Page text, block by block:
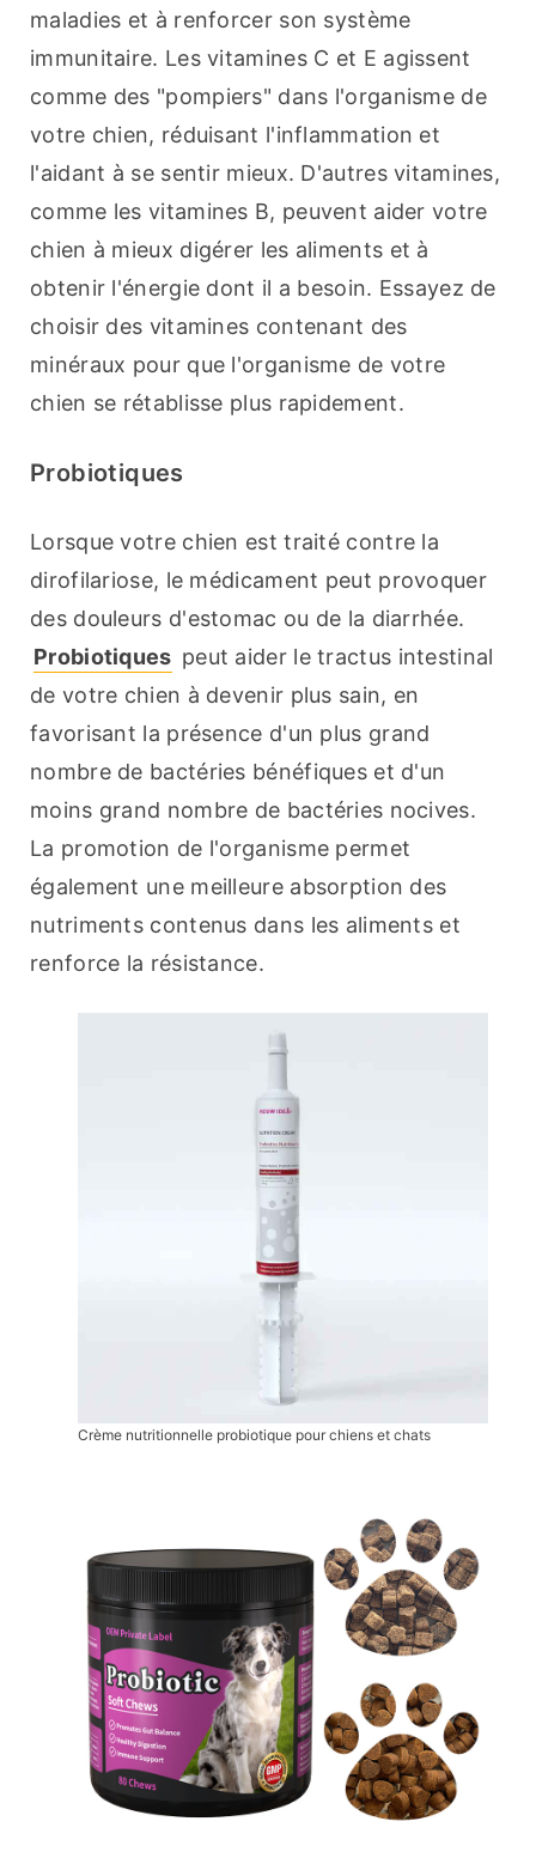
maladies et à renforcer son système
immunitaire. Les vitamines C et E agissent
comme des "pompiers" dans l'organisme de
votre chien, réduisant l'inflammation et
l'aidant à se sentir mieux. D'autres vitamines,
comme les vitamines B, peuvent aider votre
chien à mieux digérer les aliments et à
obtenir l'énergie dont il a besoin. Essayez de
choisir des vitamines contenant des
minéraux pour que l'organisme de votre
chien se rétablisse plus rapidement.
Probiotiques
Lorsque votre chien est traité contre la
dirofilariose, le médicament peut provoquer
Probiotiques peut aider le tractus intestinal
de votre chien à devenir plus sain, en
favorisant la présence d'un plus grand
nombre de bactéries bénéfiques et d'un
moins grand nombre de bactéries nocives.
La promotion de l'organisme permet
également une meilleure absorption des
nutriments contenus dans les aliments et
renforce la résistance.
Crème nutritionnelle probiotique pour chiens et chats